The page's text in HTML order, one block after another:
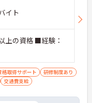
イト
上の資格 ■経験：
格取得サポート
研修制度あり
交通費支給